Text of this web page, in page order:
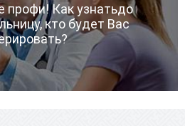
профи! Как узнатьдо
кто будет Вас